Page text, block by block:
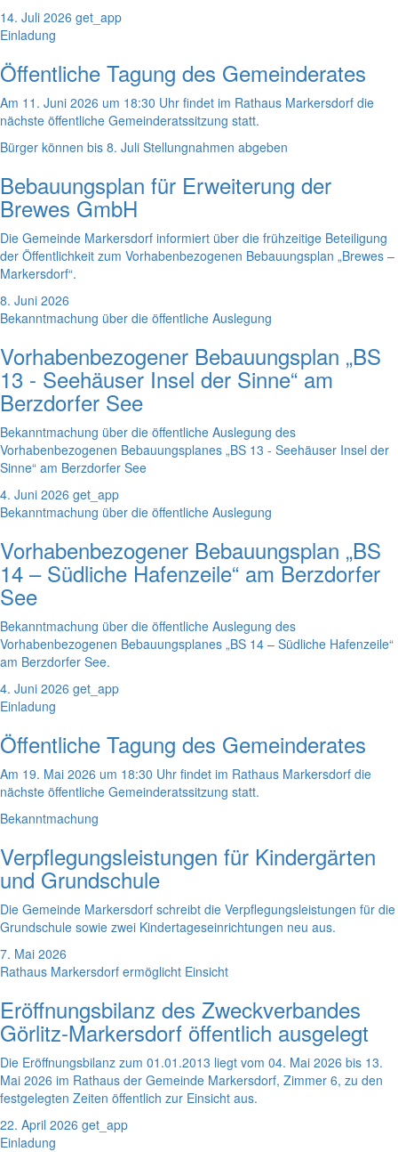
14. Juli 2026 get_app
Einladung
Öffentliche Tagung des Gemeinderates
Am 11. Juni 2026 um 18:30 Uhr findet im Rathaus Markersdorf die
nächste öffentliche Gemeinderatssitzung statt.
Bürger können bis 8. Juli Stellungnahmen abgeben
Bebauungsplan für Erweiterung der
Brewes GmbH
Die Gemeinde Markersdorf informiert über die frühzeitige Beteiligung
der Öffentlichkeit zum Vorhabenbezogenen Bebauungsplan „Brewes –
Markersdorf“.
8. Juni 2026
Bekanntmachung über die öffentliche Auslegung
Vorhabenbezogener Bebauungsplan „BS
13 - Seehäuser Insel der Sinne“ am
Berzdorfer See
Bekanntmachung über die öffentliche Auslegung des
Vorhabenbezogenen Bebauungsplanes „BS 13 - Seehäuser Insel der
Sinne“ am Berzdorfer See
4. Juni 2026 get_app
Bekanntmachung über die öffentliche Auslegung
Vorhabenbezogener Bebauungsplan „BS
14 – Südliche Hafenzeile“ am Berzdorfer
See
Bekanntmachung über die öffentliche Auslegung des
Vorhabenbezogenen Bebauungsplanes „BS 14 – Südliche Hafenzeile“
am Berzdorfer See.
4. Juni 2026 get_app
Einladung
Öffentliche Tagung des Gemeinderates
Am 19. Mai 2026 um 18:30 Uhr findet im Rathaus Markersdorf die
nächste öffentliche Gemeinderatssitzung statt.
Bekanntmachung
Verpflegungsleistungen für Kindergärten
und Grundschule
Die Gemeinde Markersdorf schreibt die Verpflegungsleistungen für die
Grundschule sowie zwei Kindertageseinrichtungen neu aus.
7. Mai 2026
Rathaus Markersdorf ermöglicht Einsicht
Eröffnungsbilanz des Zweckverbandes
Görlitz-Markersdorf öffentlich ausgelegt
Die Eröffnungsbilanz zum 01.01.2013 liegt vom 04. Mai 2026 bis 13.
Mai 2026 im Rathaus der Gemeinde Markersdorf, Zimmer 6, zu den
festgelegten Zeiten öffentlich zur Einsicht aus.
22. April 2026 get_app
Einladung